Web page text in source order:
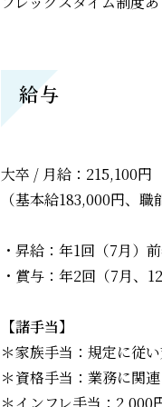
給与
大卒 / 月給：215,100円
（基本給183,000円、
・昇給：年1回（7月）
・賞与：年2回（7月
【諸手当】
＊家族手当：規定に従
＊資格手当：業務に関